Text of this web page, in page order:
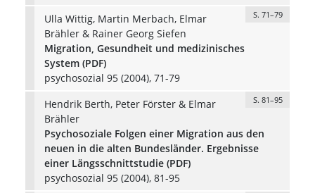
Ulla Wittig, Martin Merbach, Elmar
Brähler & Rainer Georg Siefen
S. 71–79
Migration, Gesundheit und medizinisches
System (PDF)
psychosozial 95 (2004), 71-79
Hendrik Berth, Peter Förster & Elmar
Brähler
S. 81–95
Psychosoziale Folgen einer Migration aus den
neuen in die alten Bundesländer. Ergebnisse
einer Längsschnittstudie (PDF)
psychosozial 95 (2004), 81-95